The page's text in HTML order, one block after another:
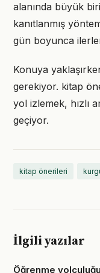
alanında büyük
kanıtlanmış
gün boyunca
Konuya
gerekiyor. kitap
yol izlemek, hızlı
geçiyor.
kitap önerileri
İlgili yazılar
Öğrenme